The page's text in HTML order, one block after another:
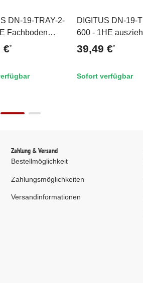
DN-19-TRAY-2-
Fachboden
f. Schr. ab 800
88x482x549
€*
Top
DIGITUS DN-19-
600 - 1HE
Fachboden für 600
Tiefe Schränke
kg, grau (RAL
39,49 €*
Sofort verfügbar
Zahlung & Versand
Bestellmöglichkeit
Zahlungsmöglichkeiten
Versandinformationen